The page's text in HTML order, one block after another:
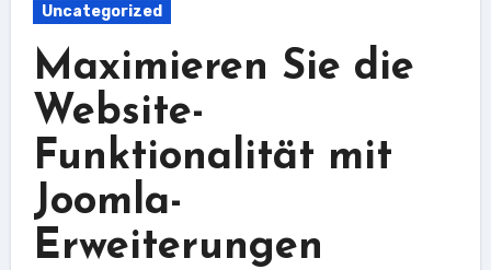
Uncategorized
Maximieren Sie die
Website-
Funktionalität mit
Joomla-
Erweiterungen